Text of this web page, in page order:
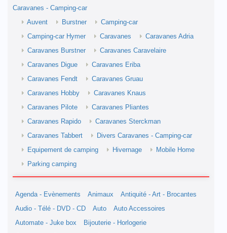
Caravanes - Camping-car
Auvent
Burstner
Camping-car
Camping-car Hymer
Caravanes
Caravanes Adria
Caravanes Burstner
Caravanes Caravelaire
Caravanes Digue
Caravanes Eriba
Caravanes Fendt
Caravanes Gruau
Caravanes Hobby
Caravanes Knaus
Caravanes Pilote
Caravanes Pliantes
Caravanes Rapido
Caravanes Sterckman
Caravanes Tabbert
Divers Caravanes - Camping-car
Equipement de camping
Hivernage
Mobile Home
Parking camping
Agenda - Evènements Animaux
Antiquité - Art - Brocantes
Audio - Télé - DVD - CD
Auto
Auto Accessoires
Automate - Juke box
Bijouterie - Horlogerie